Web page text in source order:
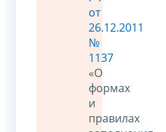
от
26.12.2011
№
1137
«О
формах
и
правилах